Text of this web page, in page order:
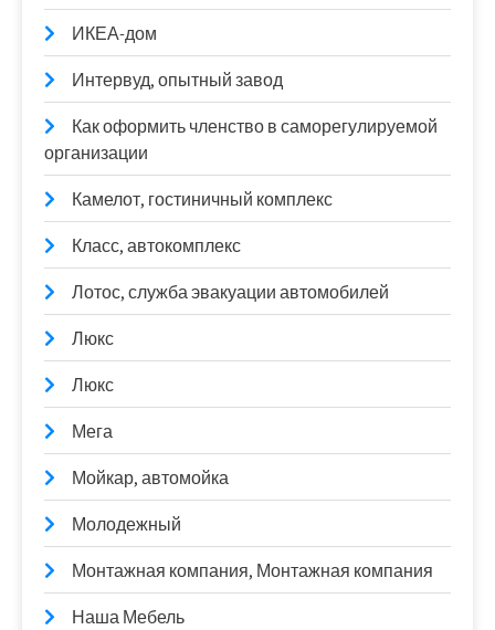
ИКЕА-дом
Интервуд, опытный завод
Как оформить членство в саморегулируемой
организации
Камелот, гостиничный комплекс
Класс, автокомплекс
Лотос, служба эвакуации автомобилей
Люкс
Люкс
Мега
Мойкар, автомойка
Молодежный
Монтажная компания, Монтажная компания
Наша Мебель